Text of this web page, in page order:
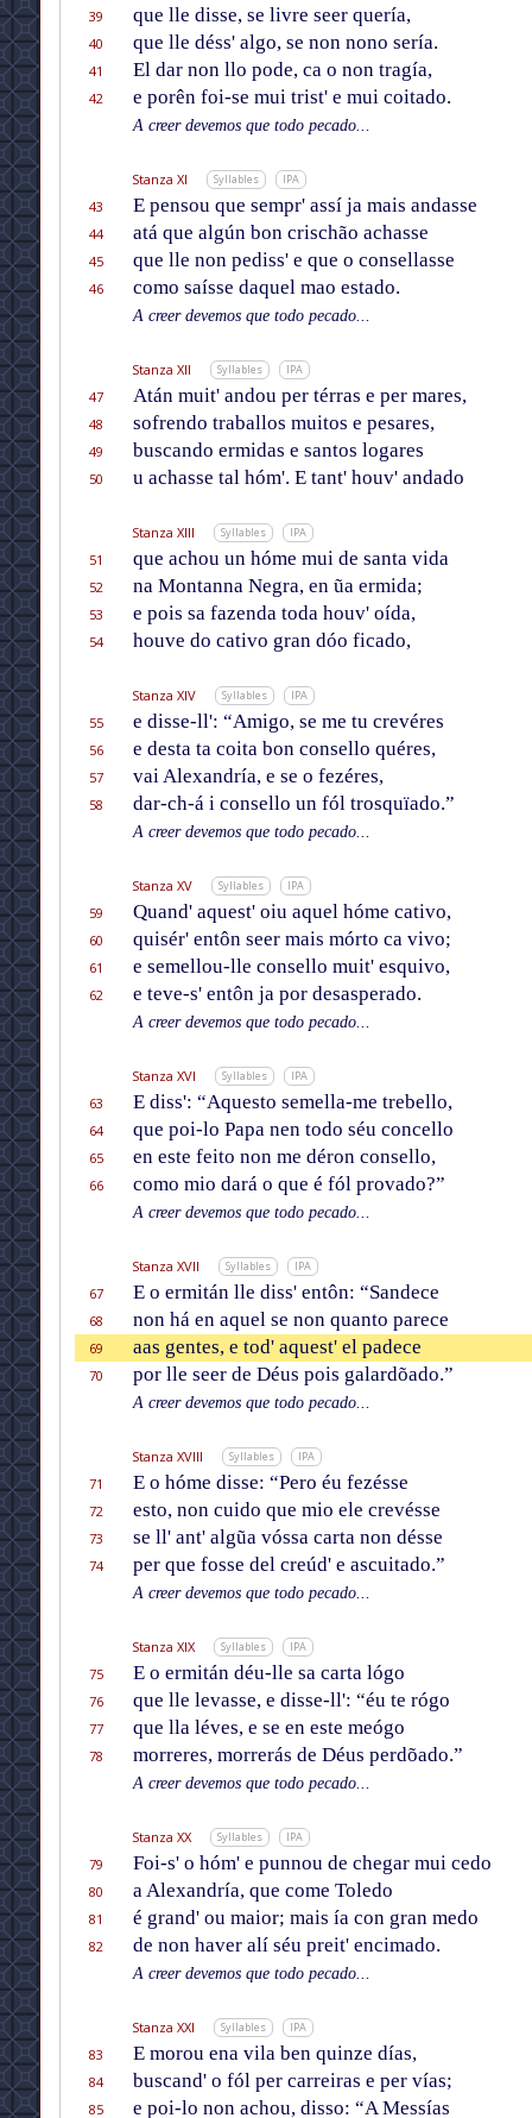
39 que lle disse, se livre seer quería,
40
que lle déss' algo, se non nono sería.
41
El dar non llo pode, ca o non tragía,
42
e porên foi-se mui trist' e mui coitado.
A creer devemos que todo pecado...
Stanza XI Syllables IPA
43 E pensou que sempr' assí ja mais andasse
44
atá que algún bon crischão achasse
45
que lle non pediss' e que o consellasse
46
como saísse daquel mao estado.
A creer devemos que todo pecado...
Stanza XII Syllables IPA
47 Atán muit' andou per térras e per mares,
48
sofrendo traballos muitos e pesares,
49
buscando ermidas e santos logares
50
u achasse tal hóm'. E tant' houv' andado
Stanza XIII Syllables IPA
51 que achou un hóme mui de santa vida
52
na Montanna Negra, en ũa ermida;
53
e pois sa fazenda toda houv' oída,
54
houve do cativo gran dóo ficado,
Stanza XIV Syllables IPA
55 e disse-ll': “Amigo, se me tu crevéres
56
e desta ta coita bon consello quéres,
57
vai Alexandría, e se o fezéres,
58
dar-ch-á i consello un fól trosquïado.”
A creer devemos que todo pecado...
Stanza XV Syllables IPA
59 Quand' aquest' oiu aquel hóme cativo,
60
quisér' entôn seer mais mórto ca vivo;
61
e semellou-lle consello muit' esquivo,
62
e teve-s' entôn ja por desasperado.
A creer devemos que todo pecado...
Stanza XVI Syllables IPA
63 E diss': “Aquesto semella-me trebello,
64
que poi-lo Papa nen todo séu concello
65
en este feito non me déron consello,
66
como mio dará o que é fól provado?”
A creer devemos que todo pecado...
Stanza XVII Syllables IPA
67 E o ermitán lle diss' entôn: “Sandece
68
non há en aquel se non quanto parece
69
aas gentes, e tod' aquest' el padece
70
por lle seer de Déus pois galardõado.”
A creer devemos que todo pecado...
Stanza XVIII Syllables IPA
71 E o hóme disse: “Pero éu fezésse
72
esto, non cuido que mio ele crevésse
73
se ll' ant' algũa vóssa carta non désse
74
per que fosse del creúd' e ascuitado.”
A creer devemos que todo pecado...
Stanza XIX Syllables IPA
75 E o ermitán déu-lle sa carta lógo
76
que lle levasse, e disse-ll': “éu te rógo
77
que lla léves, e se en este meógo
78
morreres, morrerás de Déus perdõado.”
A creer devemos que todo pecado...
Stanza XX Syllables IPA
79 Foi-s' o hóm' e punnou de chegar mui cedo
80
a Alexandría, que come Toledo
81
é grand' ou maior; mais ía con gran medo
82
de non haver alí séu preit' encimado.
A creer devemos que todo pecado...
Stanza XXI Syllables IPA
83 E morou ena vila ben quinze días,
84
buscand' o fól per carreiras e per vías;
85
e poi-lo non achou, disso: “A Messías